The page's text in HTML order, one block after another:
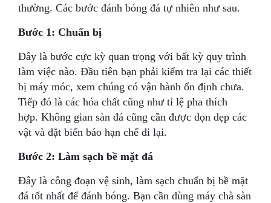
thường. Các bước đánh bóng đá tự nhiên như sau.
Bước 1: Chuẩn bị
Đây là bước cực kỳ quan trọng với bất kỳ quy trình
làm việc nào. Đầu tiên bạn phải kiểm tra lại các thiết
bị máy móc, xem chúng có vận hành ổn định chưa.
Tiếp đó là các hóa chất cũng như tỉ lệ pha thích
hợp. Không gian sàn đá cũng cần được dọn dẹp các
vật và đặt biển báo hạn chế đi lại.
Bước 2: Làm sạch bề mặt đá
Đây là công đoạn vệ sinh, làm sạch chuẩn bị bề mặt
đá tốt nhất để đánh bóng. Bạn cần dùng máy chà sàn